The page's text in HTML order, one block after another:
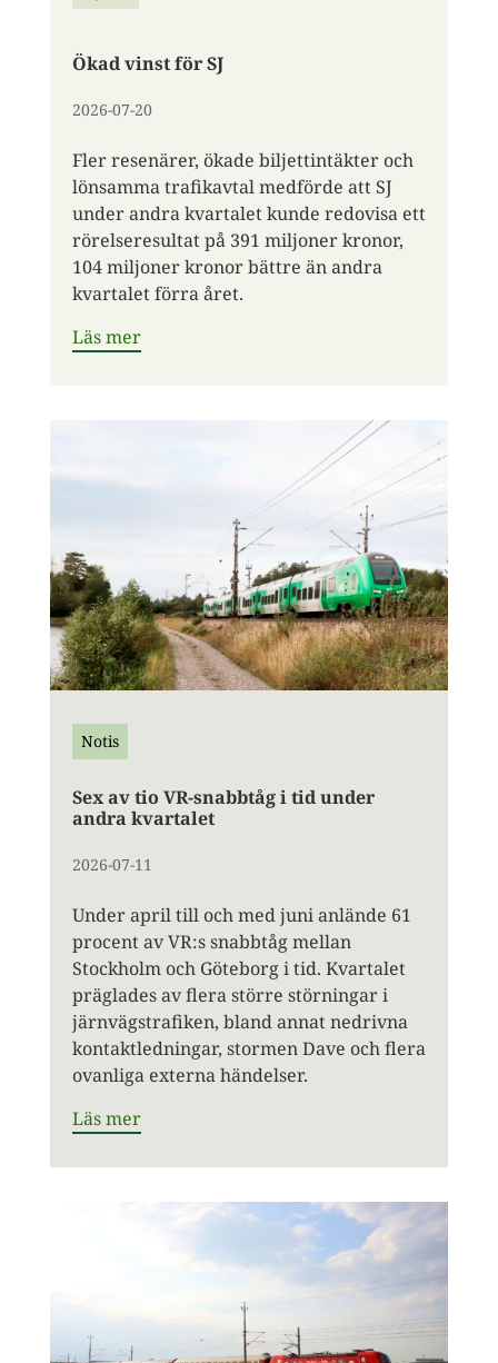
Ökad vinst för SJ
2026-07-20
Fler resenärer, ökade biljettintäkter och
lönsamma trafikavtal medförde att SJ
under andra kvartalet kunde redovisa ett
rörelseresultat på 391 miljoner kronor,
104 miljoner kronor bättre än andra
kvartalet förra året.
Läs mer
Notis
Sex av tio VR-snabbtåg i tid under
andra kvartalet
2026-07-11
Under april till och med juni anlände 61
procent av VR:s snabbtåg mellan
Stockholm och Göteborg i tid. Kvartalet
präglades av flera större störningar i
järnvägstrafiken, bland annat nedrivna
kontaktledningar, stormen Dave och flera
ovanliga externa händelser.
Läs mer